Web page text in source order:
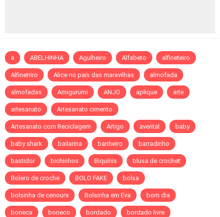
a ABELHINHA Agulheiro Alfabeto alfineteiro
Alfinetriro Alice no pais das maravilhas almofada
almofadas Amigurumi ANJO aplique arte
artesanato Artesanato cimento
Artesanato com Reciclagem Artigo avental baby
baby shark bailarina banheiro barradinho
bastidor bichinhos Biquínis blusa de crochet
Bolero de croche BOLO FAKE bolsa
bolsinha de cenoura Bolsinha em Eva bom dia
boneca boneco bordado bordado livre